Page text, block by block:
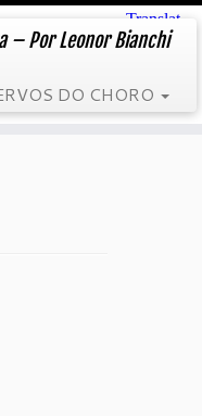
– Por Leonor Bianchi
DO CHORO